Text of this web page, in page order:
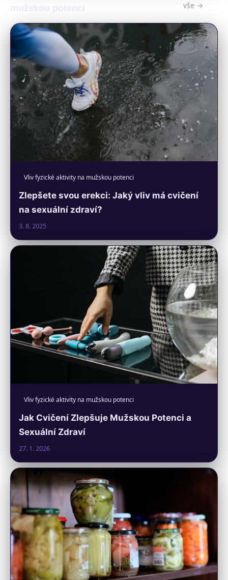
mužskou potenci
vše →
Vliv fyzické aktivity na mužskou potenci
Zlepšete svou erekci: Jaký vliv má cvičení
na sexuální zdraví?
3. 8. 2025
Vliv fyzické aktivity na mužskou potenci
Jak Cvičení Zlepšuje Mužskou Potenci a
Sexuální Zdraví
27. 1. 2026